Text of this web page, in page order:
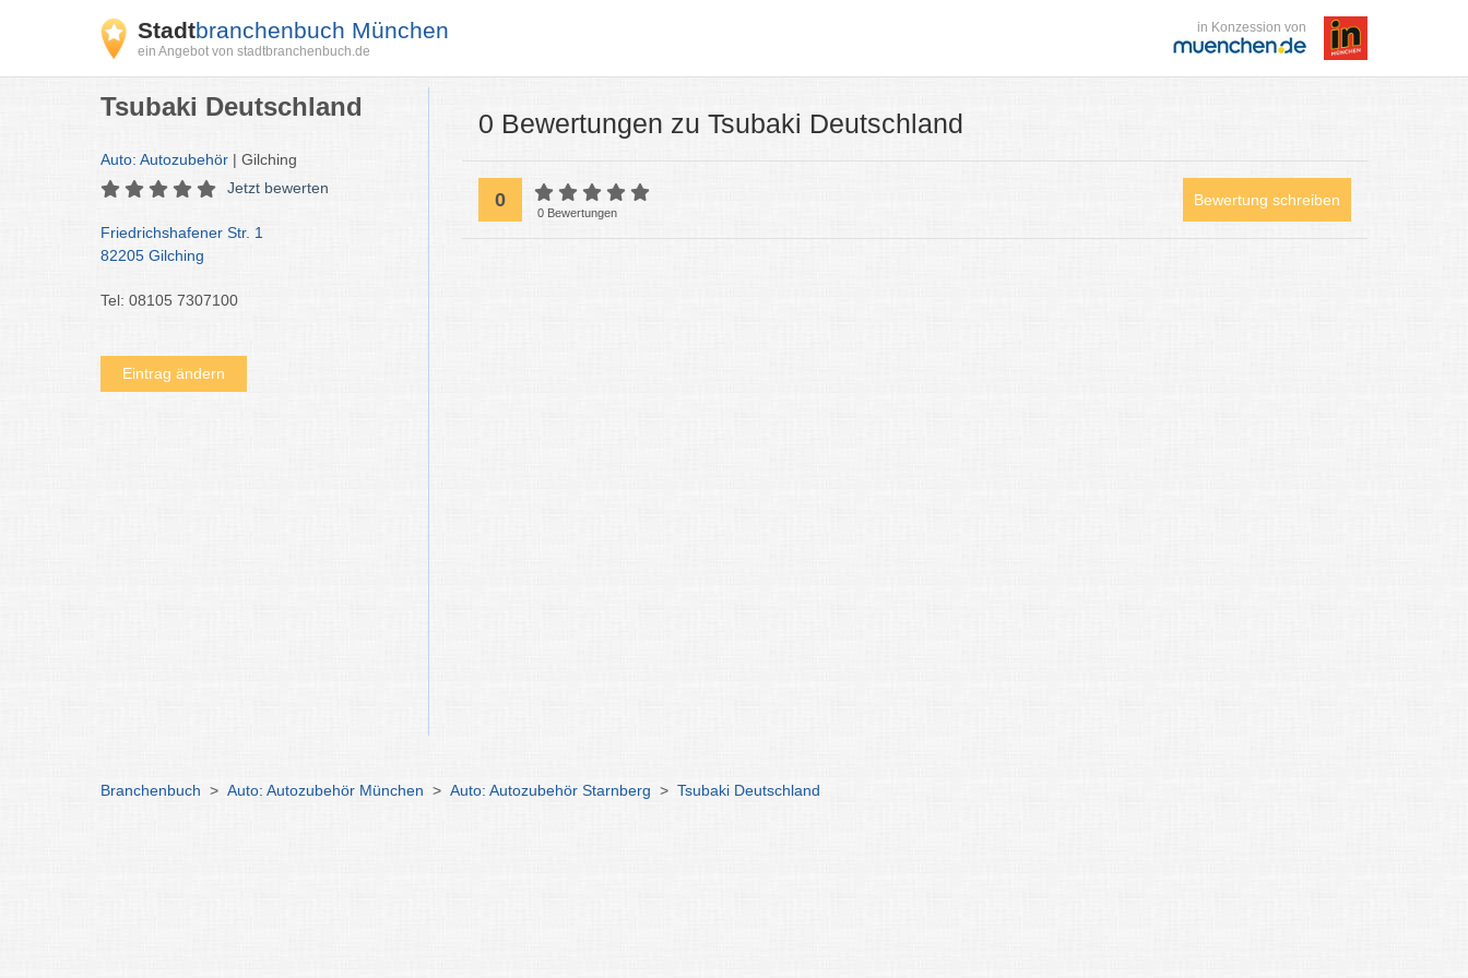
Stadtbranchenbuch München
ein Angebot von stadtbranchenbuch.de
in Konzession von
Tsubaki Deutschland
Auto: Autozubehör | Gilching
Jetzt bewerten
Friedrichshafener Str. 1
82205 Gilching
Tel: 08105 7307100
Eintrag ändern
0 Bewertungen zu Tsubaki Deutschland
0
0 Bewertungen
Bewertung schreiben
Branchenbuch > Auto: Autozubehör München > Auto: Autozubehör Starnberg > Tsubaki Deutschland